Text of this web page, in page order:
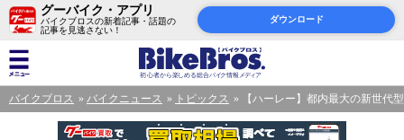
グーバイク・アプリ
バイクブロスの新着記事・話題の
記事を見逃さない！
ダウンロード
バイクブロス バイクニュース トピックス 【ハーレー】都内最大の新世代